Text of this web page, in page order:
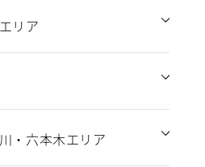
リア
・六本木エリア